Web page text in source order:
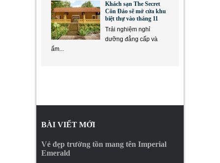
Khách sạn The Secret
Côn Đảo sẽ mở cửa khu
biệt thự vào tháng 11
Trải nghiệm nghỉ
dưỡng đẳng cấp và
ẩm...
BÀI VIẾT MỚI
Vẻ đẹp trường tồn mang tên Imperial
Emerald